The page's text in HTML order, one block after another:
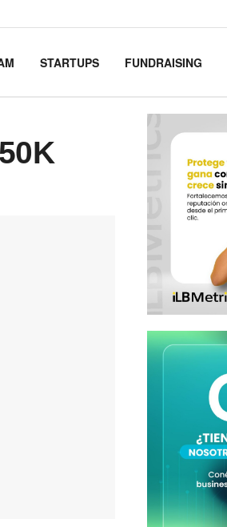
STARTUPS FUNDRAISING